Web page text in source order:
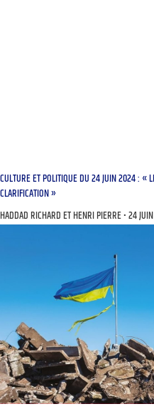
CULTURE ET POLITIQUE DU 24 JUIN 2024 : «
CLARIFICATION »
HADDAD RICHARD ET HENRI PIERRE 24